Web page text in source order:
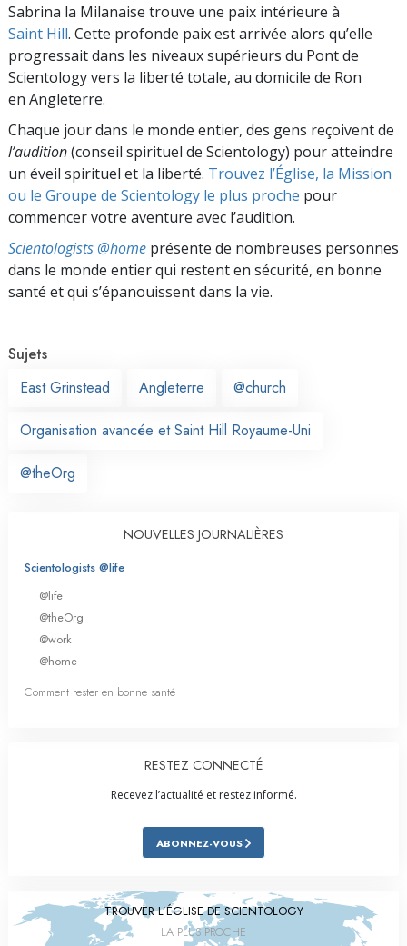
Sabrina la Milanaise trouve une paix intérieure à
Saint Hill. Cette profonde paix est arrivée alors qu’elle
progressait dans les niveaux supérieurs du Pont de
Scientology vers la liberté totale, au domicile de Ron
en Angleterre.
Chaque jour dans le monde entier, des gens reçoivent de
l’audition(conseil spirituel de Scientology) pour atteindre
un éveil spirituel et la liberté. Trouvez l’Église, la Mission
ou le Groupe de Scientology le plus proche pour
commencer votre aventure avec l’audition.
Scientologists @home présente de nombreuses personnes
dans le monde entier qui restent en sécurité, en bonne
santé et qui s’épanouissent dans la vie.
Sujets
East Grinstead
Angleterre @church
Organisation avancée et Saint Hill Royaume-Uni
@theOrg
NOUVELLES JOURNALIÈRES
Scientologists @life
@life
@theOrg
@work
@home
Comment rester en bonne santé
RESTEZ CONNECTÉ
Recevez l’actualité et restez informé.
ABONNEZ-VOUS
TROUVER L’ÉGLISE DE SCIENTOLOGY
LA PLUS PROCHE